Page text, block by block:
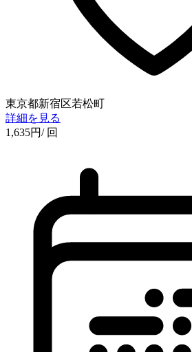
東京都新宿区若松町
詳細を見る
1,635円/ 回